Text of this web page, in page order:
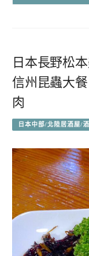
日本長野松
信州昆蟲大
肉
日本中部/北陸居酒屋/